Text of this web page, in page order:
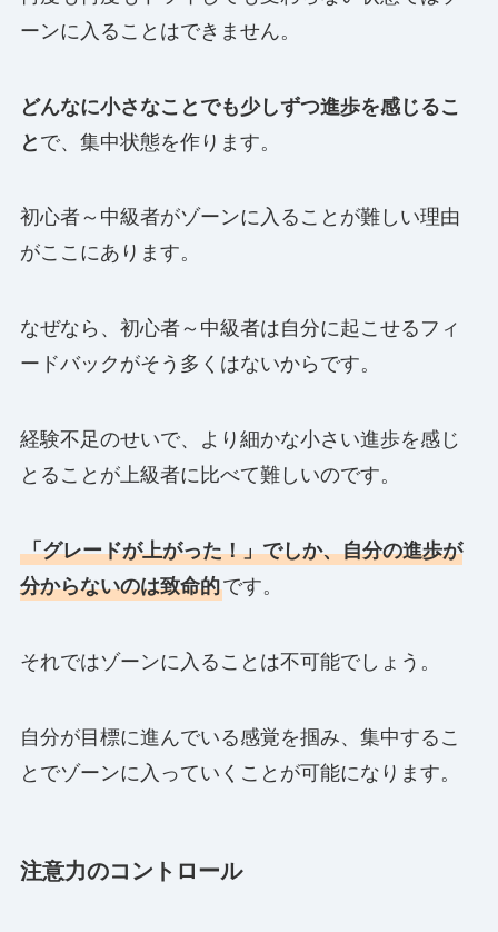
ーンに入ることはできません。
どんなに小さなことでも少しずつ進歩を感じるこ
とで、集中状態を作ります。
初心者～中級者がゾーンに入ることが難しい理由
がここにあります。
なぜなら、初心者～中級者は自分に起こせるフィ
ードバックがそう多くはないからです。
経験不足のせいで、より細かな小さい進歩を感じ
とることが上級者に比べて難しいのです。
「グレードが上がった！」でしか、自分の進歩が
分からないのは致命的です。
それではゾーンに入ることは不可能でしょう。
自分が目標に進んでいる感覚を掴み、集中するこ
とでゾーンに入っていくことが可能になります。
注意力のコントロール